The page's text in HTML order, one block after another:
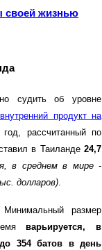
своей жизнью
судить об уровне
продукт на
рассчитанный по
в Таиланде 24,7
в среднем в мире -
долларов).
размер
варьируется, в
354 батов в день